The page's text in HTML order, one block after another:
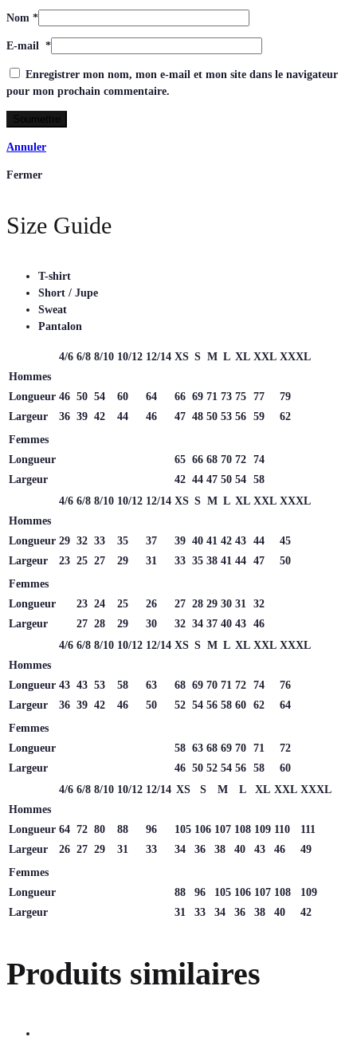
Nom *
E-mail *
Enregistrer mon nom, mon e-mail et mon site dans le navigateur
pour mon prochain commentaire.
Annuler
Fermer
Size Guide
T-shirt
Short / Jupe
Sweat
Pantalon
4/6 6/8 8/10 10/12 12/14 XS S M L XL XXL XXXL
Hommes
Longueur 46 50 54 60 64 66 69 71 73 75 77
79
Largeur
36 39 42 44 46 47 48 50 53 56 59
62
Femmes
Longueur
65 66 68 70 72 74
Largeur
42 44 47 50 54 58
4/6 6/8 8/10 10/12 12/14 XS S M L XL XXL XXXL
Hommes
Longueur 29 32 33 35 37 39 40 41 42 43 44
45
Largeur
23 25 27 29 31 33 35 38 41 44 47
50
Femmes
Longueur
23 24 25 26 27 28 29 30 31
32
Largeur
27 28 29 30 32 34 37 40 43 46
4/6 6/8 8/10 10/12 12/14 XS S M L XL XXL XXXL
Hommes
Longueur 43 43 53 58 63 68 69 70 71 72 74
76
Largeur
36 39 42 46 50 52 54 56 58 60 62
64
Femmes
Longueur
58 63 68 69 70 71
72
Largeur
46 50 52 54 56 58
60
4/6 6/8 8/10 10/12 12/14 XS S M L XL XXL XXXL
Hommes
Longueur 64 72 80 88 96 105 106 107 108 109 110
111
Largeur
26 27 29 31 33 34 36 38 40 43 46
49
Femmes
Longueur
88 96 105 106 107 108
109
Largeur
31 33 34 36 38 40 42
Produits similaires